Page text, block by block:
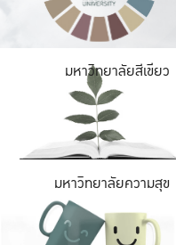
มหาวิทยาลัยสีเขียว
มหาวิทยาลัยความสุข